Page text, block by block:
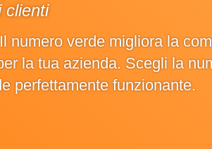
clienti
verde migliora la
la tua azienda. Scegli la
perfettamente funzionante.